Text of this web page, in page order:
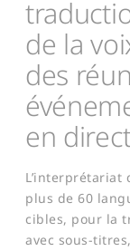
de la
des
en
L’interprétariat
plus de 60
cibles, pour la
avec sous-